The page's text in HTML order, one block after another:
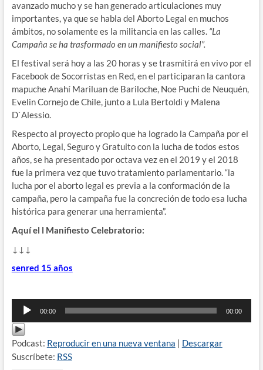
avanzado mucho y se han generado articulaciones muy
importantes, ya que se habla del Aborto Legal en muchos
ámbitos, no solamente es la militancia en las calles. “La
Campaña se ha trasformado en un manifiesto social”.
El festival será hoy a las 20 horas y se trasmitirá en vivo por el
Facebook de Socorristas en Red, en el participaran la cantora
mapuche Anahí Mariluan de Bariloche, Noe Puchi de Neuquén,
Evelin Cornejo de Chile, junto a Lula Bertoldi y Malena
D`Alessio.
Respecto al proyecto propio que ha logrado la Campaña por el
Aborto, Legal, Seguro y Gratuito con la lucha de todos estos
años, se ha presentado por octava vez en el 2019 y el 2018
fue la primera vez que tuvo tratamiento parlamentario. “la
lucha por el aborto legal es previa a la conformación de la
campaña, pero la campaña fue la concreción de todo esa lucha
histórica para generar una herramienta”.
Aquí el l Manifiesto Celebratorio:
↓↓↓
senred 15 años
Reproductor
audio
00:00 00:00
Podcast: Reproducir en una nueva ventana | Descargar
Suscríbete: RSS